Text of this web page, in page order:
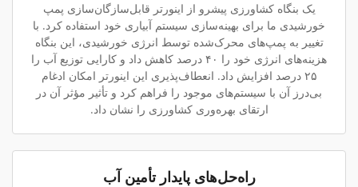
یک بنگاه کشاورزی پیشرو از اینورتر قابل‌سازگان‌سازی پمپ
خورشیدی ما برای بهینه‌سازی سیستم آبیاری خود استفاده کرد. با
تغییر به پمپ‌های محرک‌شده توسط انرژی خورشیدی، این بنگاه
هزینه‌های انرژی خود را ۴۰ درصد کاهش داد و کارایی توزیع آب را
۲۵ درصد افزایش داد. انعطاف‌پذیری این اینورتر امکان ادغام
بی‌درز آن با سیستم‌های موجود را فراهم کرد و تأثیر مؤثر آن در
ارتقای بهره‌وری کشاورزی را نشان داد.
راه‌حل‌های پایدار تأمین آب